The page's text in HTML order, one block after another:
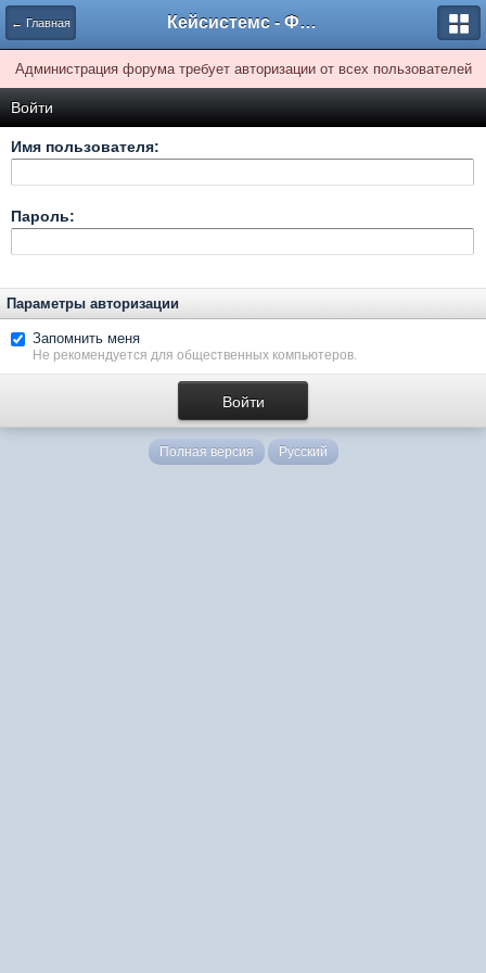
← Главная Кейсистемс - Форумы
Администрация форума требует авторизации от всех пользователей
Войти
Имя пользователя:
Пароль:
Параметры авторизации
Запомнить меня
Не рекомендуется для общественных компьютеров.
Полная версия Русский